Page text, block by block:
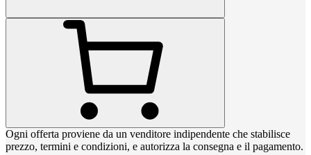
Ogni offerta proviene da un venditore indipendente che stabilisce
prezzo, termini e condizioni, e autorizza la consegna e il pagamento.